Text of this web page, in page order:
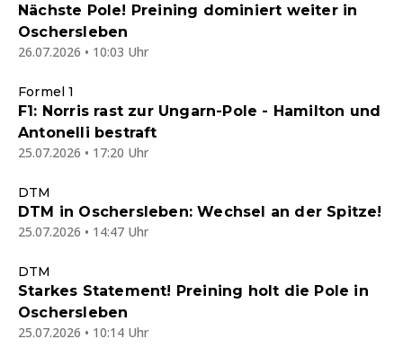
Nächste Pole! Preining dominiert weiter in
Oschersleben
26.07.2026 • 10:03 Uhr
Formel 1
F1: Norris rast zur Ungarn-Pole - Hamilton und
Antonelli bestraft
25.07.2026 • 17:20 Uhr
DTM
DTM in Oschersleben: Wechsel an der Spitze!
25.07.2026 • 14:47 Uhr
DTM
Starkes Statement! Preining holt die Pole in
Oschersleben
25.07.2026 • 10:14 Uhr